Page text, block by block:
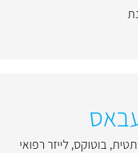
, בוטוקס, לייזר רפואי